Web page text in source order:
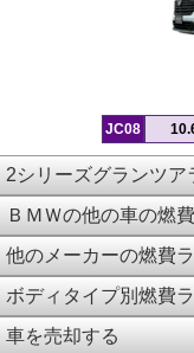
JC08
2シリーズグランツア
ＢＭＷの他の車の燃
他のメーカーの燃費
ボディタイプ別燃費
車を売却する